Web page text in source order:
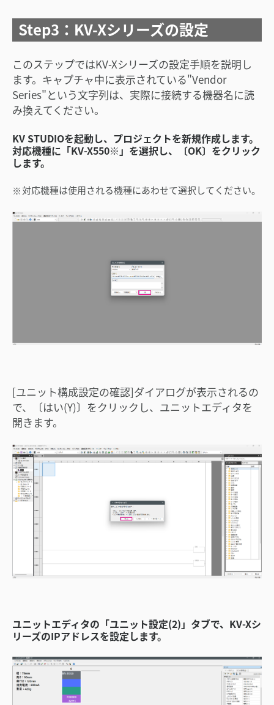
Step3：KV-Xシリーズの設定
このステップではKV-Xシリーズの設定手順を説明し
ます。キャプチャ中に表示されている"Vendor
Series"という文字列は、実際に接続する機器名に読
み換えてください。
KV STUDIOを起動し、プロジェクトを新規作成します。
対応機種に「KV-X550※」を選択し、〔OK〕をクリック
します。
※対応機種は使用される機種にあわせて選択してください。
[ユニット構成設定の確認]ダイアログが表示されるの
で、〔はい(Y)〕をクリックし、ユニットエディタを
開きます。
ユニットエディタの「ユニット設定(2)」タブで、KV-Xシ
リーズのIPアドレスを設定します。